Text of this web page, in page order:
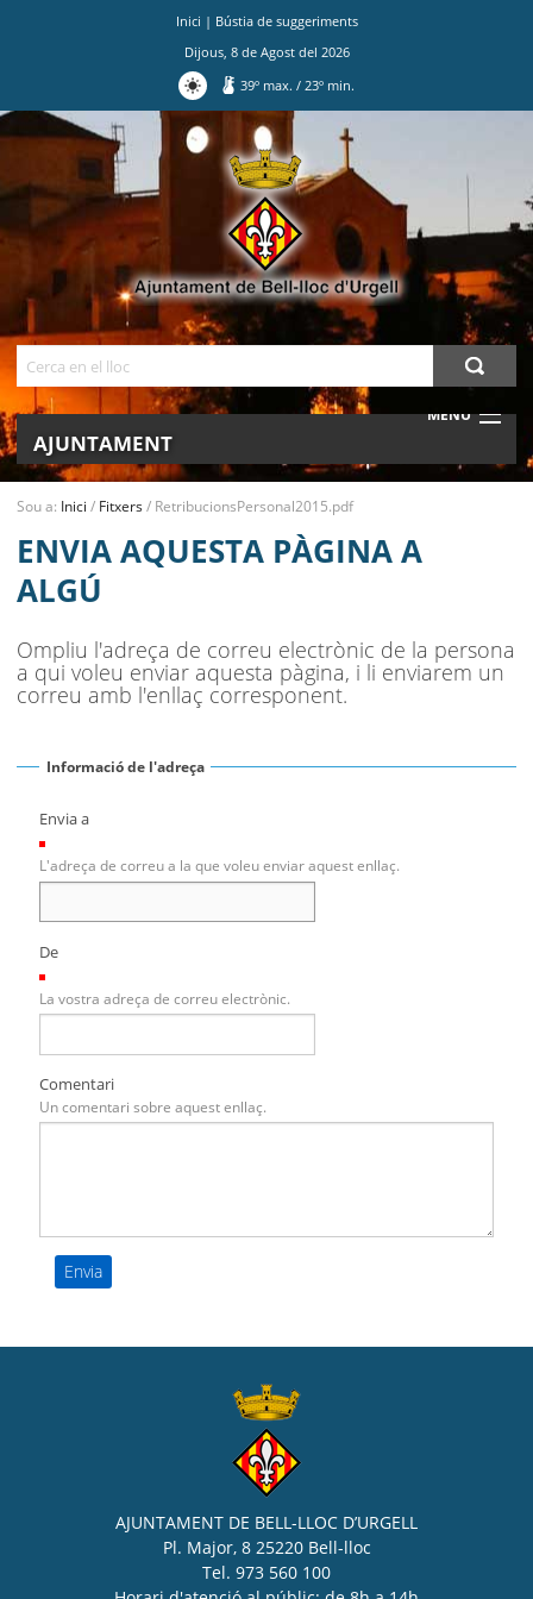
Inici | Bústia de suggeriments
Dijous, 8de Agostdel 2026
39º max./ 23º min.
MENU
AJUNTAMENT
SEU ELECTRÒNICA
BELL-LLOC SOLUCIONA
Sou a: Inici / Fitxers/ RetribucionsPersonal2015.pdf
ENVIA AQUESTA PÀGINA A
ALGÚ
Ompliu l'adreça de correu electrònic de la persona
a qui voleu enviar aquesta pàgina, i li enviarem un
correu amb l'enllaç corresponent.
Informació de l'adreça
Envia a
L'adreça de correu a la que voleu enviar aquest enllaç.
De
La vostra adreça de correu electrònic.
Comentari
Un comentari sobre aquest enllaç.
AJUNTAMENT DE BELL-LLOC D’URGELL
Pl. Major, 8 25220 Bell-lloc
Tel. 973 560 100